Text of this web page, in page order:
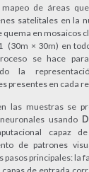
de áreas
satelitales en la
quema en mosaicos
(30m × 30m) en
se hace
la
presentes en cada
las muestras se
usando
capaz
de patrones
pasos principales: la